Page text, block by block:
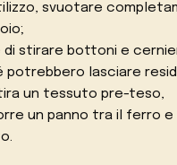
svuotare
di stirare bottoni e
potrebbero lasciare
un tessuto pre-teso,
un panno tra il ferro e